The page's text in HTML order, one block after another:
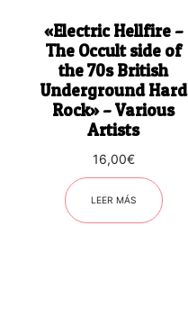
«Electric Hellfire –
The Occult side of
the 70s British
Underground Hard
Rock» – Various
Artists
16,00€
LEER MÁS